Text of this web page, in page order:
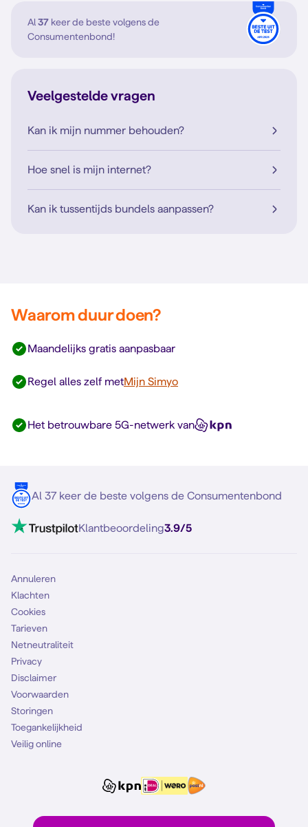
Al37 keer de beste volgens de
Consumentenbond!
Veelgestelde vragen
Kan ik mijn nummer behouden?
Hoe snel is mijn internet?
Kan ik tussentijds bundels aanpassen?
Waarom duur doen?
Maandelijks gratis aanpasbaar
Regel alles zelf metMijn Simyo
Het betrouwbare 5G-netwerk van
Al 37 keer de beste volgens de Consumentenbond
Klantbeoordeling3.9/5
Annuleren
Klachten
Cookies
Tarieven
Netneutraliteit
Privacy
Disclaimer
Voorwaarden
Storingen
Toegankelijkheid
Veilig online